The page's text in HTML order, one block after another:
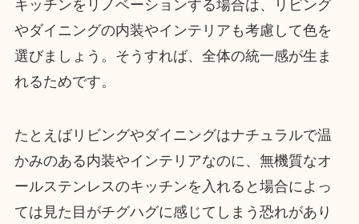
キッチンをリノベーションする場合は、リビング
やダイニングの内装やインテリアも考慮して色を
選びましょう。そうすれば、全体の統一感が生ま
れるためです。
たとえばリビングやダイニングはナチュラルで温
かみのある内装やインテリアなのに、無機質なオ
ールステンレスのキッチンを入れると場合によっ
ては見た目がチグハグに感じてしまう恐れがあり